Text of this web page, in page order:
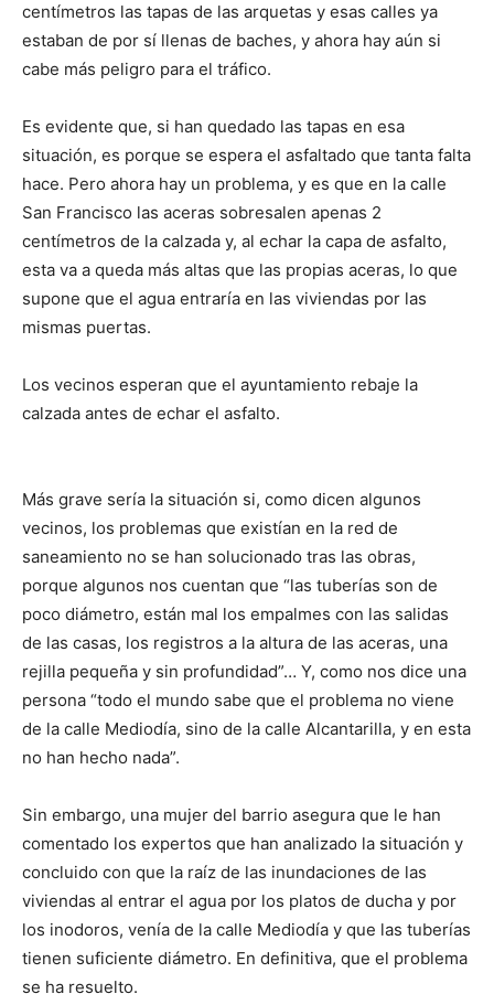
centímetros las tapas de las arquetas y esas calles ya
estaban de por sí llenas de baches, y ahora hay aún si
cabe más peligro para el tráfico.
Es evidente que, si han quedado las tapas en esa
situación, es porque se espera el asfaltado que tanta falta
hace. Pero ahora hay un problema, y es que en la calle
San Francisco las aceras sobresalen apenas 2
centímetros de la calzada y, al echar la capa de asfalto,
esta va a queda más altas que las propias aceras, lo que
supone que el agua entraría en las viviendas por las
mismas puertas.
Los vecinos esperan que el ayuntamiento rebaje la
calzada antes de echar el asfalto.
Más grave sería la situación si, como dicen algunos
vecinos, los problemas que existían en la red de
saneamiento no se han solucionado tras las obras,
porque algunos nos cuentan que “las tuberías son de
poco diámetro, están mal los empalmes con las salidas
de las casas, los registros a la altura de las aceras, una
rejilla pequeña y sin profundidad”… Y, como nos dice una
persona “todo el mundo sabe que el problema no viene
de la calle Mediodía, sino de la calle Alcantarilla, y en esta
no han hecho nada”.
Sin embargo, una mujer del barrio asegura que le han
comentado los expertos que han analizado la situación y
concluido con que la raíz de las inundaciones de las
viviendas al entrar el agua por los platos de ducha y por
los inodoros, venía de la calle Mediodía y que las tuberías
tienen suficiente diámetro. En definitiva, que el problema
se ha resuelto.